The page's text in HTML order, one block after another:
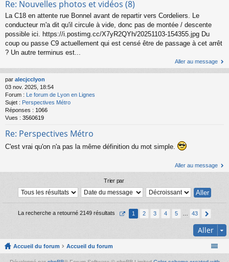
Re: Nouvelles photos et vidéos (8)
La C18 en attente rue Bonnel avant de repartir vers Cordeliers. Le
conducteur m'a dit qu'il circule à vide, donc pas de montée / descente
possible ici. https://i.postimg.cc/X7yR2QYh/20251103-154355.jpg Du
coup ou passe C9 actuellement qui est censé être de passage à cet arrêt
? Un autre terminus est...
Aller au message
par alecjcclyon
03 nov. 2025, 18:54
Forum : Le forum de Lyon en Lignes
Sujet : Perspectives Métro
Réponses : 1066
Vues : 3560619
Re: Perspectives Métro
C'est vrai qu'on n'a pas la même définition du mot simple.
Aller au message
Trier par
La recherche a retourné 2149 résultats 1 2 3 4 5 43
Aller
Accueil du forum Accueil du forum